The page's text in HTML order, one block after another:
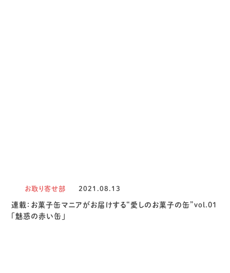
お取り寄せ部 2021.08.13
連載：お菓子缶マニアがお届けする“愛しのお菓子の缶”vol.01
「魅惑の赤い缶」